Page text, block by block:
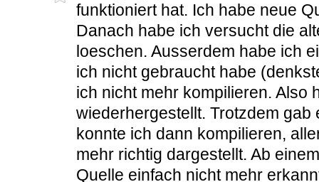
funktioniert hat. Ich habe neue
Danach habe ich versucht die
loeschen. Ausserdem habe ich
ich nicht gebraucht habe
ich nicht mehr kompilieren. Also
wiederhergestellt. Trotzdem
konnte ich dann kompilieren,
mehr richtig dargestellt. Ab
Quelle einfach nicht mehr